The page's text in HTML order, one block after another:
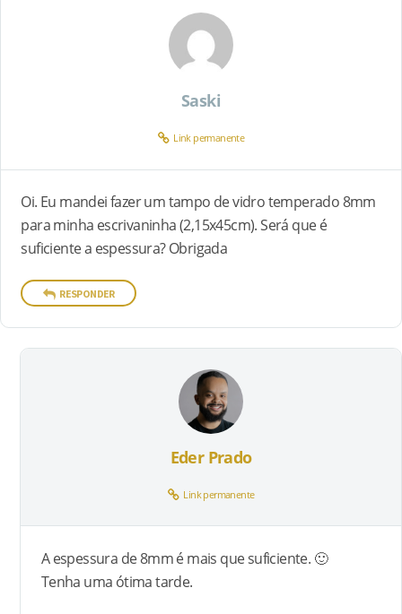
Saski
Link permanente
Oi. Eu mandei fazer um tampo de vidro temperado 8mm
para minha escrivaninha (2,15x45cm). Será que é
suficiente a espessura? Obrigada
RESPONDER
Eder Prado
Link permanente
A espessura de 8mm é mais que suficiente. 🙂
Tenha uma ótima tarde.